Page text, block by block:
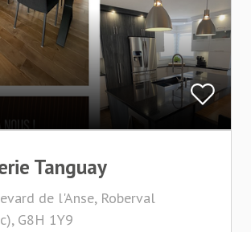
Tanguay
de l'Anse, Roberval
G8H 1Y9